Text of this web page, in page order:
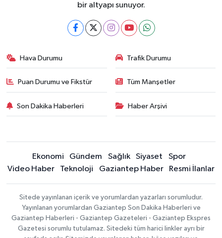
bir altyapı sunuyor.
Hava Durumu Trafik Durumu
Puan Durumu ve Fikstür Tüm Manşetler
Son Dakika Haberleri Haber Arşivi
Ekonomi Gündem Sağlık Siyaset
Spor
Video Haber
Teknoloji Gaziantep Haber Resmi İlanlar
Sitede yayınlanan içerik ve yorumlardan yazarları sorumludur.
Yayınlanan yorumlardan Gaziantep Son Dakika Haberleri ve
Gaziantep Haberleri - Gaziantep Gazeteleri - Gaziantep Ekspres
Gazetesi sorumlu tutulamaz. Sitedeki tüm harici linkler ayrı bir